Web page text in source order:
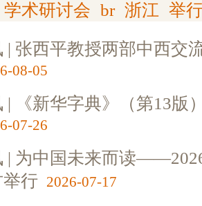
学术研讨会 br 浙江 举
| 张西平教授两部中西交
08-05
| 《新华字典》（第13版
07-26
| 为中国未来而读
行 2026-07-17